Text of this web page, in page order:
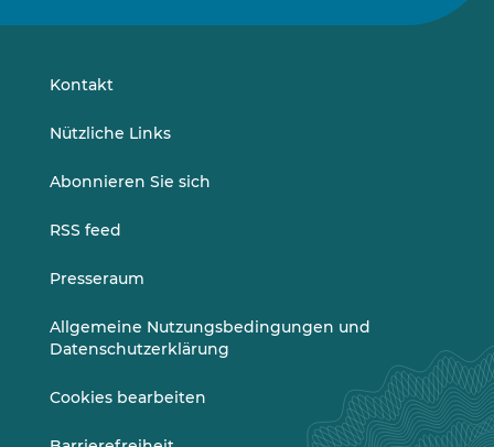
uns
uns
Kontakt
Nützliche Links
Abonnieren Sie sich
RSS feed
Presseraum
Allgemeine Nutzungsbedingungen und
Datenschutzerklärung
Cookies bearbeiten